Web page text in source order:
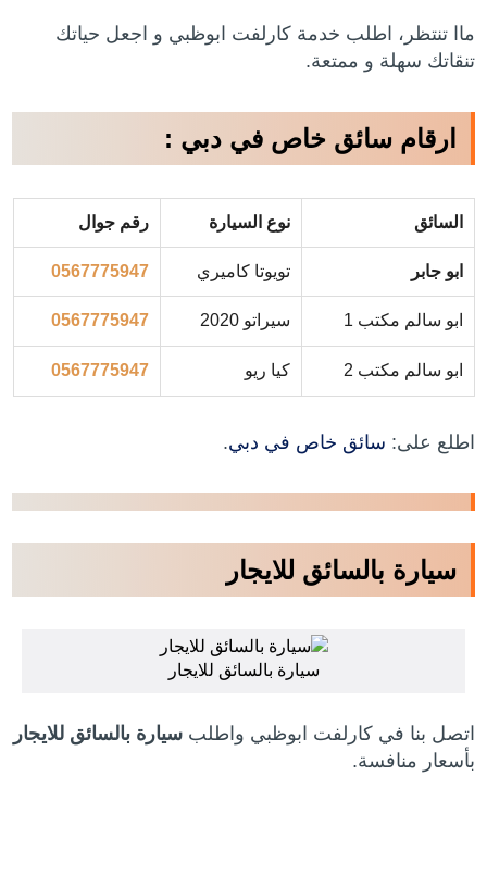
ماا تنتظر، اطلب خدمة كارلفت ابوظبي و اجعل حياتك
تنقاتك سهلة و ممتعة.
ارقام سائق خاص في دبي :
السائق نوع السيارة رقم جوال
ابو جابر تويوتا كاميري 0567775947
ابو سالم مكتب 1 سيراتو 2020 0567775947
ابو سالم مكتب 2 كيا ريو 0567775947
اطلع على: سائق خاص في دبي.
سيارة بالسائق للايجار
سيارة بالسائق للايجار
اتصل بنا في كارلفت ابوظبي واطلبسيارة بالسائق للايجار
بأسعار منافسة.